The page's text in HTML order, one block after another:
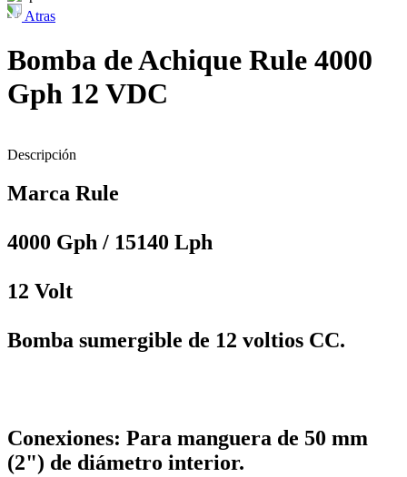
Atras
Bomba de Achique Rule 4000
Gph 12 VDC
Descripción
Marca Rule
4000 Gph / 15140 Lph
12 Volt
Bomba sumergible de 12 voltios CC.
Conexiones: Para manguera de 50 mm
(2") de diámetro interior.